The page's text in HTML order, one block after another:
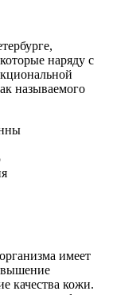
наряду с
называемого
имеет
качества кожи.